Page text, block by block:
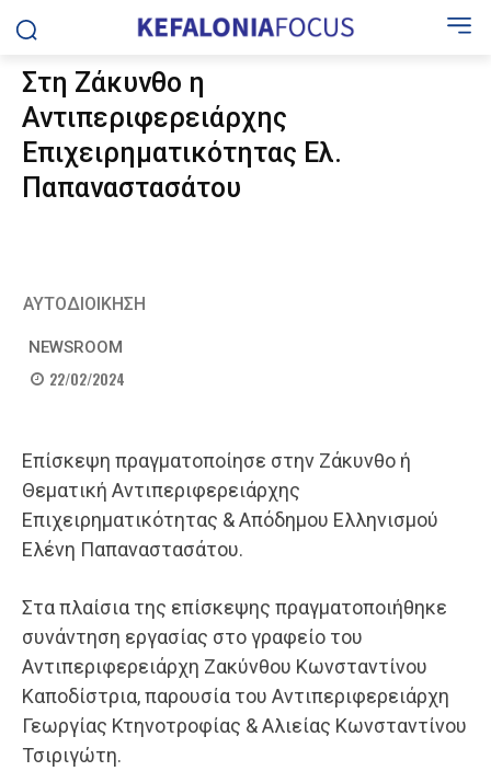
Στη Ζάκυνθο η
Αντιπεριφερειάρχης
Επιχειρηματικότητας Ελ.
Παπαναστασάτου
ΑΥΤΟΔΙΟΙΚΗΣΗ
NEWSROOM
22/02/2024
Επίσκεψη πραγματοποίησε στην Ζάκυνθο ή
Θεματική Αντιπεριφερειάρχης
Επιχειρηματικότητας & Απόδημου Ελληνισμού
Ελένη Παπαναστασάτου.
Στα πλαίσια της επίσκεψης πραγματοποιήθηκε
συνάντηση εργασίας στο γραφείο του
Αντιπεριφερειάρχη Ζακύνθου Κωνσταντίνου
Καποδίστρια, παρουσία του Αντιπεριφερειάρχη
Γεωργίας Κτηνοτροφίας & Αλιείας Κωνσταντίνου
Τσιριγώτη.